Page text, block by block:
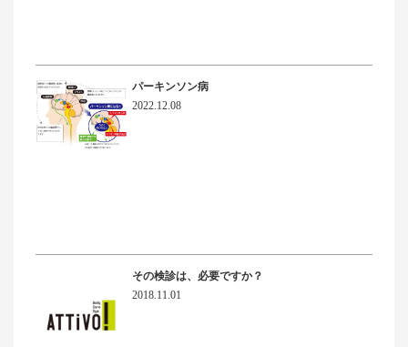
パーキンソン病
2022.12.08
その検診は、必要ですか？
2018.11.01